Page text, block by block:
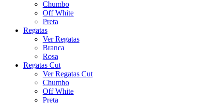
Chumbo
Off White
Preta
Regatas
Ver Regatas
Branca
Rosa
Regatas Cut
Ver Regatas Cut
Chumbo
Off White
Preta